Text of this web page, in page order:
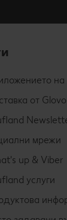
на
от Glovo
мрежи
up & Viber
услуги